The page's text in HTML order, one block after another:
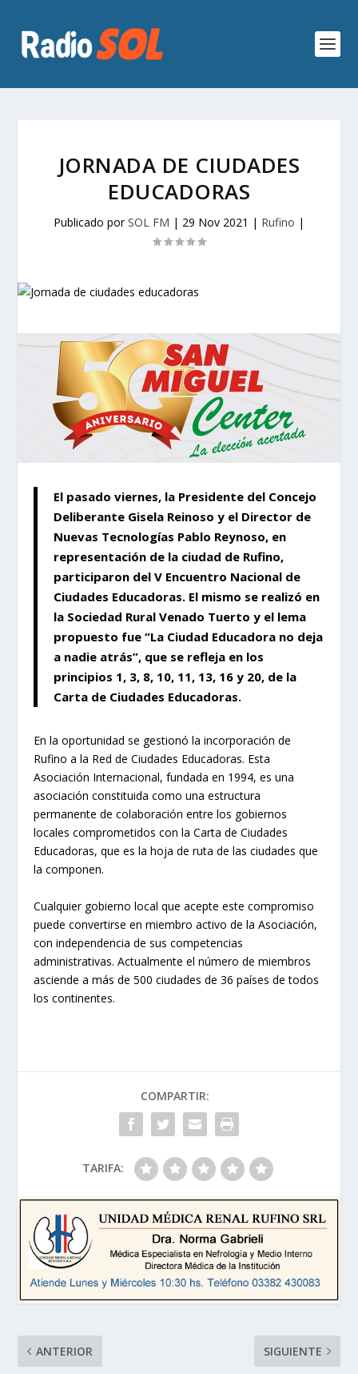
JORNADA DE CIUDADES
EDUCADORAS
Publicado porSOL FM | 29 Nov 2021 | Rufino |
El pasado viernes, la Presidente del Concejo
Deliberante Gisela Reinoso y el Director de
Nuevas Tecnologías Pablo Reynoso, en
representación de la ciudad de Rufino,
participaron del V Encuentro Nacional de
Ciudades Educadoras. El mismo se realizó en
la Sociedad Rural Venado Tuerto y el lema
propuesto fue “La Ciudad Educadora no deja
a nadie atrás”, que se refleja en los
principios 1, 3, 8, 10, 11, 13, 16 y 20, de la
Carta de Ciudades Educadoras.
En la oportunidad se gestionó la incorporación de
Rufino a la Red de Ciudades Educadoras. Esta
Asociación Internacional, fundada en 1994, es una
asociación constituida como una estructura
permanente de colaboración entre los gobiernos
locales comprometidos con la Carta de Ciudades
Educadoras, que es la hoja de ruta de las ciudades que
la componen.
Cualquier gobierno local que acepte este compromiso
puede convertirse en miembro activo de la Asociación,
con independencia de sus competencias
administrativas. Actualmente el número de miembros
asciende a más de 500 ciudades de 36 países de todos
los continentes.
COMPARTIR:
TARIFA:
ANTERIOR SIGUIENTE